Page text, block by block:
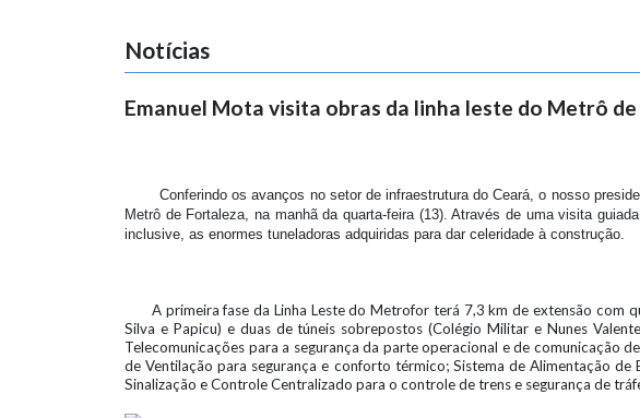
Notícias
Emanuel Mota visita obras da linha leste do Metrô
Conferindo os avanços no setor de infraestrutura do Ceará, o nosso
Metrô de Fortaleza, na manhã da quarta-feira (13). Através de uma visita
inclusive, as enormes tuneladoras adquiridas para dar celeridade à construção.
A primeira fase da Linha Leste do Metrofor terá 7,3 km de extensão com
Silva e Papicu) e duas de túneis sobrepostos (Colégio Militar e Nunes
Telecomunicações para a segurança da parte operacional e de comunicação
de Ventilação para segurança e conforto térmico; Sistema de Alimentação
Sinalização e Controle Centralizado para o controle de trens e segurança de